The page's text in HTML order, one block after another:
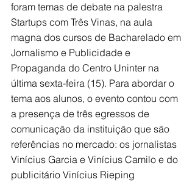
foram temas de debate na palestra
Startups com Três Vinas, na aula
magna dos cursos de Bacharelado em
Jornalismo e Publicidade e
Propaganda do Centro Uninter na
última sexta-feira (15). Para abordar o
tema aos alunos, o evento contou com
a presença de três egressos de
comunicação da instituição que são
referências no mercado: os jornalistas
Vinícius Garcia e Vinícius Camilo e do
publicitário Vinícius Rieping